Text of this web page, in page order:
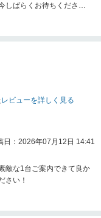
しばらくお待ちくださ
レビューを詳しく見る
日：2026年07月12日 14:41
敵な1台ご案内できて良か
さい！